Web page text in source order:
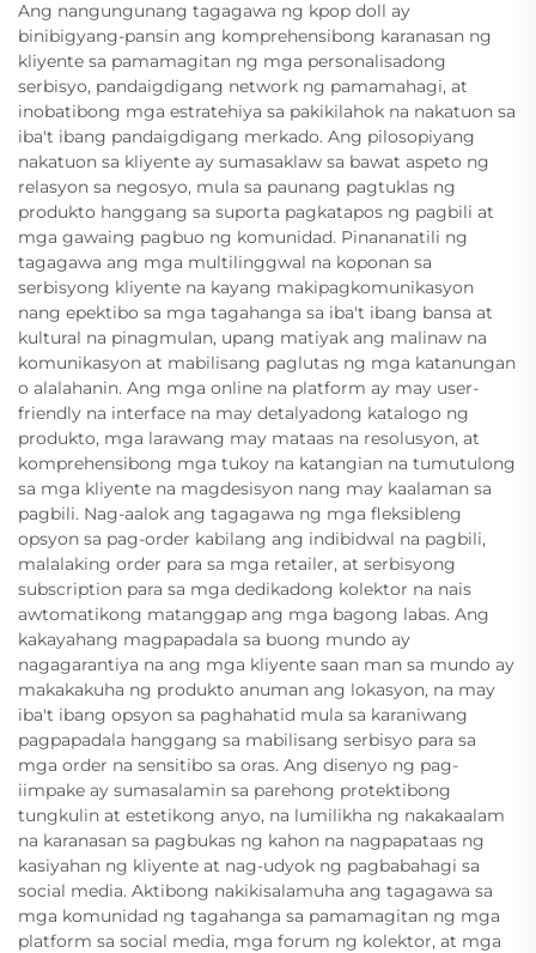
Ang nangungunang tagagawa ng kpop doll ay
binibigyang-pansin ang komprehensibong karanasan ng
kliyente sa pamamagitan ng mga personalisadong
serbisyo, pandaigdigang network ng pamamahagi, at
inobatibong mga estratehiya sa pakikilahok na nakatuon sa
iba't ibang pandaigdigang merkado. Ang pilosopiyang
nakatuon sa kliyente ay sumasaklaw sa bawat aspeto ng
relasyon sa negosyo, mula sa paunang pagtuklas ng
produkto hanggang sa suporta pagkatapos ng pagbili at
mga gawaing pagbuo ng komunidad. Pinananatili ng
tagagawa ang mga multilinggwal na koponan sa
serbisyong kliyente na kayang makipagkomunikasyon
nang epektibo sa mga tagahanga sa iba't ibang bansa at
kultural na pinagmulan, upang matiyak ang malinaw na
komunikasyon at mabilisang paglutas ng mga katanungan
o alalahanin. Ang mga online na platform ay may user-
friendly na interface na may detalyadong katalogo ng
produkto, mga larawang may mataas na resolusyon, at
komprehensibong mga tukoy na katangian na tumutulong
sa mga kliyente na magdesisyon nang may kaalaman sa
pagbili. Nag-aalok ang tagagawa ng mga fleksibleng
opsyon sa pag-order kabilang ang indibidwal na pagbili,
malalaking order para sa mga retailer, at serbisyong
subscription para sa mga dedikadong kolektor na nais
awtomatikong matanggap ang mga bagong labas. Ang
kakayahang magpapadala sa buong mundo ay
nagagarantiya na ang mga kliyente saan man sa mundo ay
makakakuha ng produkto anuman ang lokasyon, na may
iba't ibang opsyon sa paghahatid mula sa karaniwang
pagpapadala hanggang sa mabilisang serbisyo para sa
mga order na sensitibo sa oras. Ang disenyo ng pag-
iimpake ay sumasalamin sa parehong protektibong
tungkulin at estetikong anyo, na lumilikha ng nakakaalam
na karanasan sa pagbukas ng kahon na nagpapataas ng
kasiyahan ng kliyente at nag-udyok ng pagbabahagi sa
social media. Aktibong nakikisalamuha ang tagagawa sa
mga komunidad ng tagahanga sa pamamagitan ng mga
platform sa social media, mga forum ng kolektor, at mga